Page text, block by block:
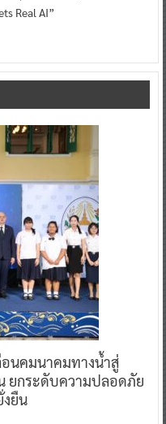
Real AI”
อนคมนาคมทางน้ำสู่
ยกระดับความปลอดภัย
งยืน